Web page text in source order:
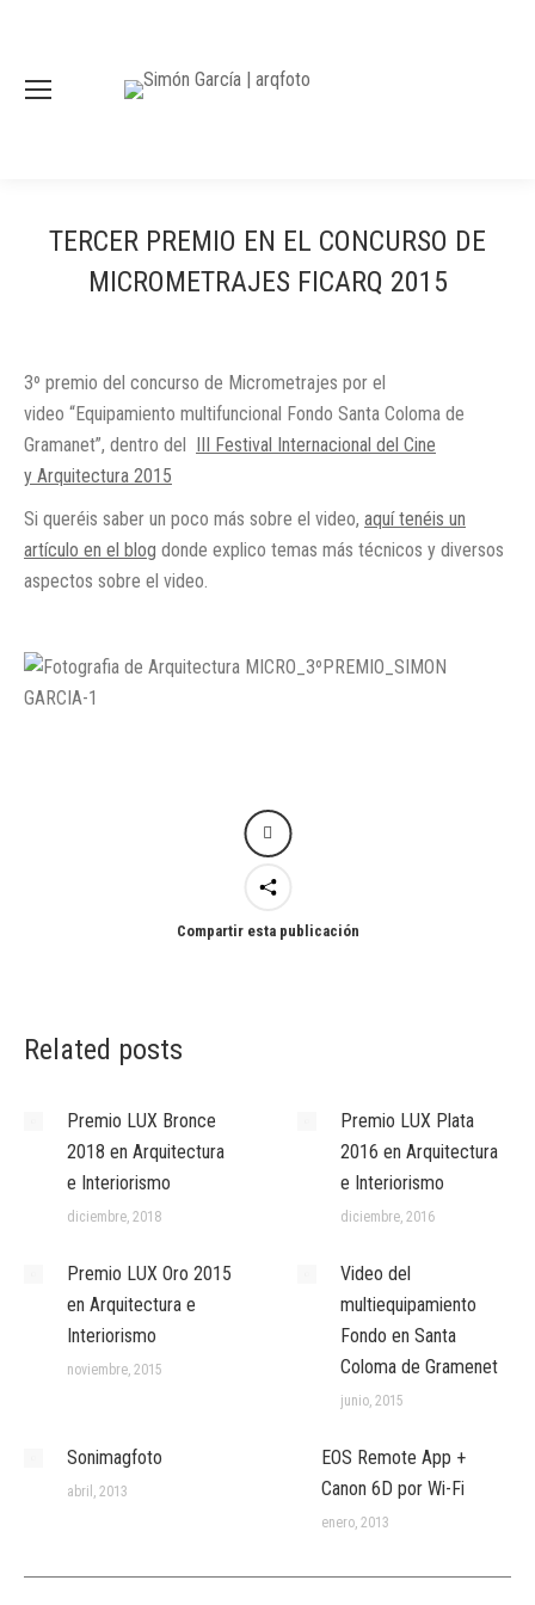
TERCER PREMIO EN EL CONCURSO DE
MICROMETRAJES FICARQ 2015
3º premio del concurso de Micrometrajes por el
video “Equipamiento multifuncional Fondo Santa Coloma de
Gramanet”, dentro del III Festival Internacional del Cine
y Arquitectura 2015
Si queréis saber un poco más sobre el video, aquí tenéis un
artículo en el blog donde explico temas más técnicos y diversos
aspectos sobre el video.
Compartir esta publicación
Related posts
Premio LUX Bronce
2018 en Arquitectura
e Interiorismo
diciembre, 2018
Premio LUX Plata
2016 en Arquitectura
e Interiorismo
diciembre, 2016
Premio LUX Oro 2015
en Arquitectura e
Interiorismo
noviembre, 2015
Video del
multiequipamiento
Fondo en Santa
Coloma de Gramenet
junio, 2015
Sonimagfoto
abril, 2013
EOS Remote App +
Canon 6D por Wi-Fi
enero, 2013